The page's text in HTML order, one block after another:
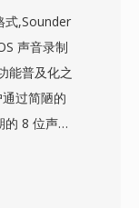
式,Sounder
声音录制
能普及化之
过简陋的
8 位声卡
该格式以